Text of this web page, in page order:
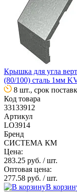
Крышка для угла
(80/100) сталь 1мм
8 шт., срок
Код товара
33133912
Артикул
LO3914
Бренд
СИСТЕМА КМ
Цена:
283.25 руб. / шт.
Оптовая цена:
277.58 руб. / шт.
В